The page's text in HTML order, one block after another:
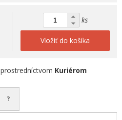
ks
Vložiť do košíka
prostredníctvom Kuriérom
?